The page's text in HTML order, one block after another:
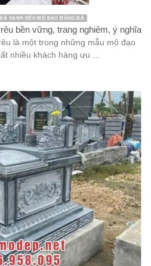
XANH RÊU MỘ ĐẠO BẰNG ĐÁ
bền vững, trang nghiêm, ý nghĩa
là một trong những mẫu mộ đạo
nhiều khách hàng ưu ...